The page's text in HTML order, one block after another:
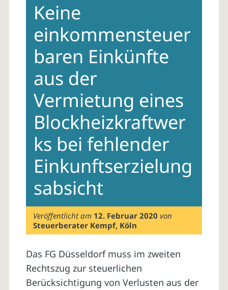
contentKeine
einkommensteuer
baren Einkünfte
aus der
Vermietung eines
Blockheizkraftwer
ks bei fehlender
Einkunftserzielung
sabsicht
Veröffentlicht am 12. Februar 2020 von
Steuerberater Kempf, Köln
Das FG Düsseldorf muss im zweiten
Rechtszug zur steuerlichen
Berücksichtigung von Verlusten aus der